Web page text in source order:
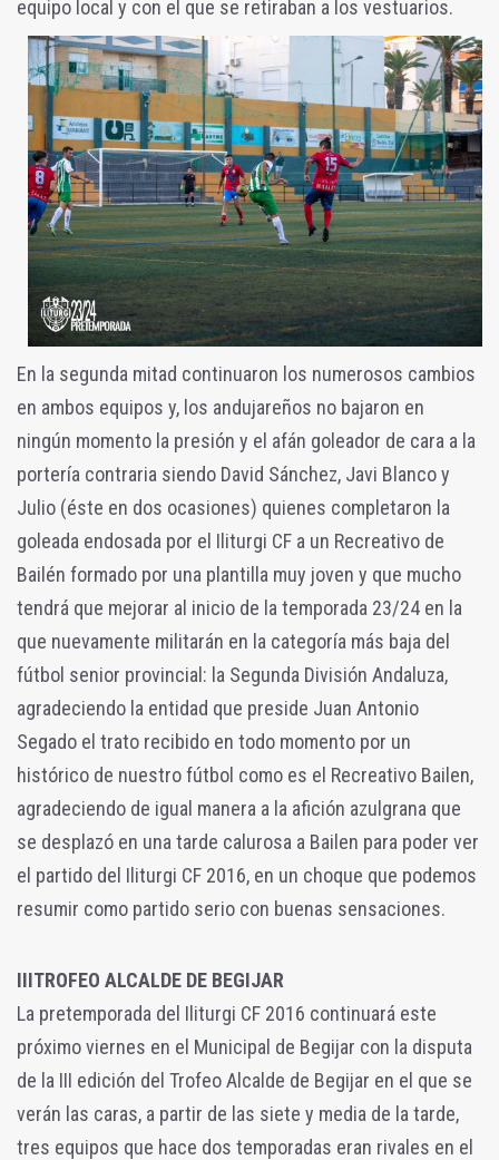
equipo local y con el que se retiraban a los vestuarios.
En la segunda mitad continuaron los numerosos cambios
en ambos equipos y, los andujareños no bajaron en
ningún momento la presión y el afán goleador de cara a la
portería contraria siendo David Sánchez, Javi Blanco y
Julio (éste en dos ocasiones) quienes completaron la
goleada endosada por el Iliturgi CF a un Recreativo de
Bailén formado por una plantilla muy joven y que mucho
tendrá que mejorar al inicio de la temporada 23/24 en la
que nuevamente militarán en la categoría más baja del
fútbol senior provincial: la Segunda División Andaluza,
agradeciendo la entidad que preside Juan Antonio
Segado el trato recibido en todo momento por un
histórico de nuestro fútbol como es el Recreativo Bailen,
agradeciendo de igual manera a la afición azulgrana que
se desplazó en una tarde calurosa a Bailen para poder ver
el partido del Iliturgi CF 2016, en un choque que podemos
resumir como partido serio con buenas sensaciones.
IIITROFEO ALCALDE DE BEGIJAR
La pretemporada del Iliturgi CF 2016 continuará este
próximo viernes en el Municipal de Begijar con la disputa
de la III edición del Trofeo Alcalde de Begijar en el que se
verán las caras, a partir de las siete y media de la tarde,
tres equipos que hace dos temporadas eran rivales en el